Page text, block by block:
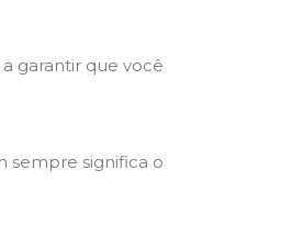
garantir que você
sempre significa o